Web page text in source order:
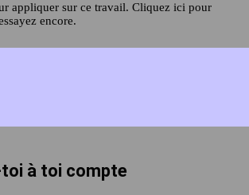
appliquer sur ce travail. Cliquez ici pour
encore.
à toi compte